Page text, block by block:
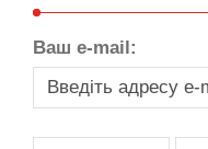
Ваш e-mail: